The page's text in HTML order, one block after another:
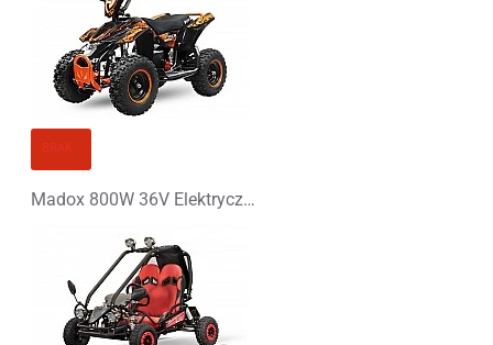
Madox 800W 36V Elektryczny Quad